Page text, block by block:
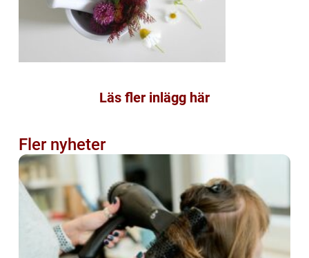
Läs fler inlägg här
Fler nyheter